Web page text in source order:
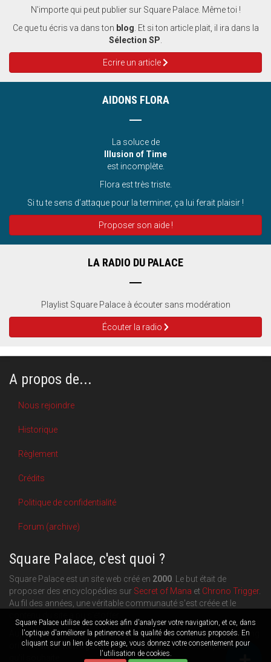
Square Palace utilise des cookies afin d'analyser votre navigation, et ce, dans
l'optique d'améliorer la petinence et la qualité des contenus proposés. En
cliquant sur un lien de cette page, vous donnez votre consentement pour
l'utilisation de cookies.
N'importe qui peut publier sur Square Palace. Même toi !
Ce que tu écris va dans ton blog . Et si ton article plait, il ira dans la
Sélection SP
Ecrire un article
AIDONS FLORA
La soluce de
Illusion of Time
est incomplète.
Flora est très triste.
Si tu te sens d’attaque pour la terminer, ça lui ferait plaisir !
Proposer son aide !
LA RADIO DU PALACE
Playlist Square Palace à écouter sans modération
Écouter la radio
A propos de...
Nous rejoindre
Historique
Règlement
Crédits
Politique de confidentialité
Forum (archive)
Square Palace, c'est quoi ?
Square Palace est un site web créé en 2000 . Le but était de
proposer des encyclopédies sur Secret of Mana et Chrono Trigger.
Au fil des années, une véritable communauté s'est créée et le
Aujourd'hui, Square Palace c'est aussi une plateforme de blogging
orientéeRPG, Retrogamingetculture geek: chacun publie ce